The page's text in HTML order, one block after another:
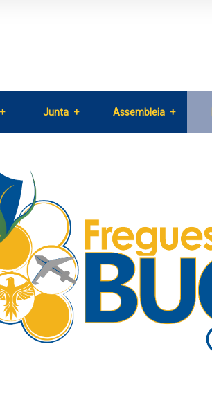
Junta Assembleia